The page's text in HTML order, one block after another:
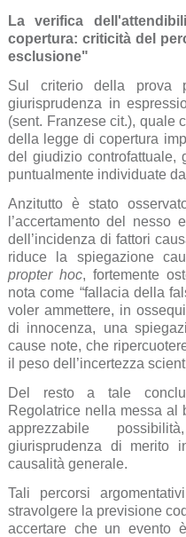
La verifica
copertura: criticità del
esclusione"
Sul criterio della prova
giurisprudenza in
(sent. Franzese cit.), quale
della legge di copertura
del giudizio controfattuale,
puntualmente individuate
Anzitutto è stato
l’accertamento del nesso
dell’incidenza di fattori
riduce la spiegazione
propter hoc, fortemente
nota come “fallacia della
voler ammettere, in
di innocenza, una
cause note, che
il peso dell’incertezza
Del resto a tale
Regolatrice nella messa
apprezzabile
giurisprudenza di merito
causalità generale.
Tali percorsi
stravolgere la previsione
accertare che un evento